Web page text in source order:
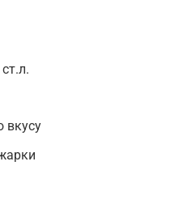
вкусу